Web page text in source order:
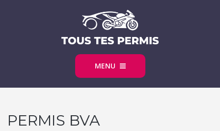
MENU
PERMIS BVA